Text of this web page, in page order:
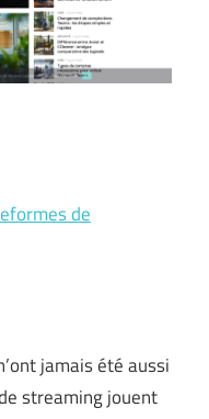
de
jamais été aussi
streaming jouent